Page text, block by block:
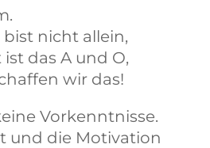
bist nicht allein,
das A und O,
wir das!
Vorkenntnisse.
und die Motivation